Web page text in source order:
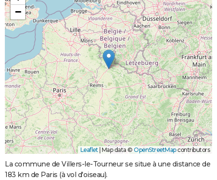
−
Leaflet Map data © OpenStreetMapcontributors
La commune de Villers-le-Tourneur se situe à une distance de
183 km de Paris (à vol d'oiseau).